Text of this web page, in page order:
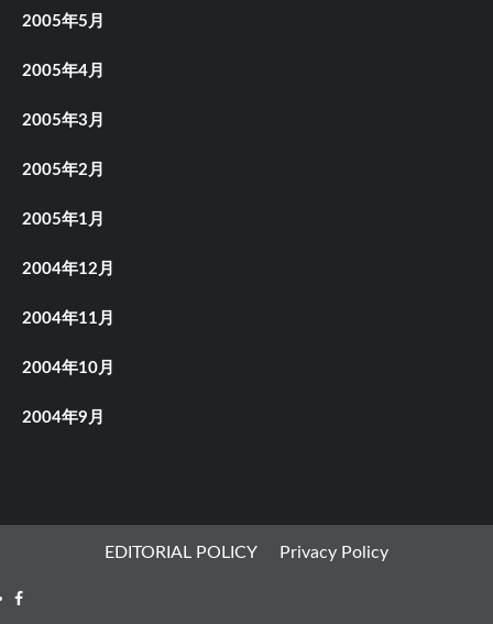
2005年5月
2005年4月
2005年3月
2005年2月
2005年1月
2004年12月
2004年11月
2004年10月
2004年9月
EDITORIAL POLICY Privacy Policy
Facebook